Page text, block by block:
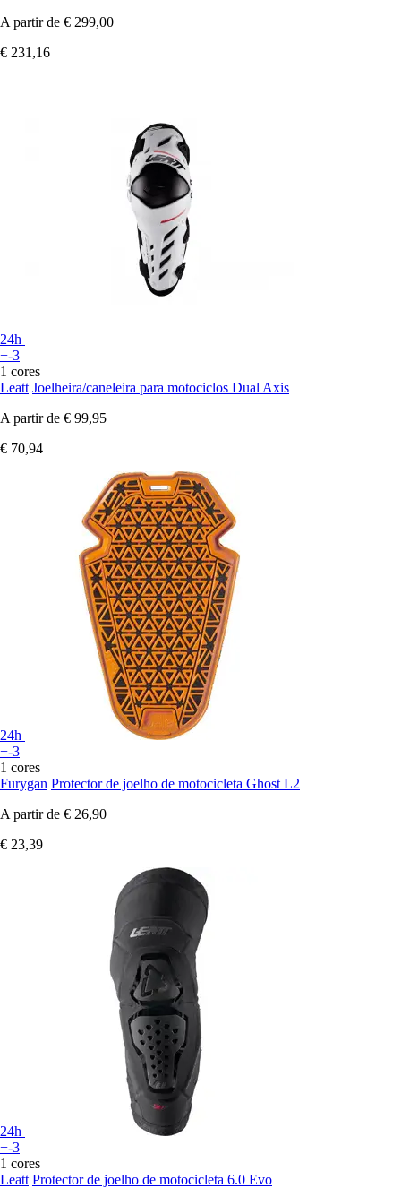
A partir de € 299,00
€ 231,16
24h
+-3
1 cores
Leatt Joelheira/caneleira para motociclos Dual Axis
A partir de € 99,95
€ 70,94
24h
+-3
1 cores
Furygan Protector de joelho de motocicleta Ghost L2
A partir de € 26,90
€ 23,39
24h
+-3
1 cores
Leatt Protector de joelho de motocicleta 6.0 Evo